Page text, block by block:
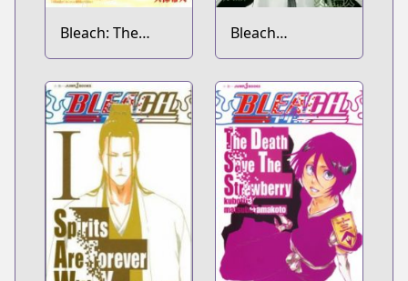
Bleach: The
Unforgivens
Bleach
Unmasked Short
Stories